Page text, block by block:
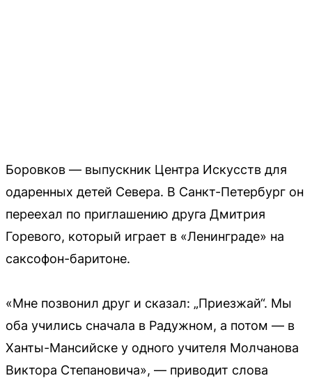
Боровков — выпускник Центра Искусств для
одаренных детей Севера. В Санкт-Петербург он
переехал по приглашению друга Дмитрия
Горевого, который играет в «Ленинграде» на
саксофон-баритоне.
«Мне позвонил друг и сказал: „Приезжай“. Мы
оба учились сначала в Радужном, а потом — в
Ханты-Мансийске у одного учителя Молчанова
Виктора Степановича», — приводит слова